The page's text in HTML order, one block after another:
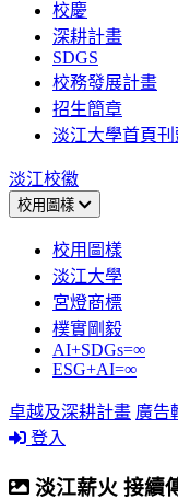
校慶
深耕計畫
SDGS
校務發展計畫
招生簡章
淡江大學首頁刊
淡江校徽
校用圖樣
校用圖樣
淡江大學
宮燈商標
樸實剛毅
AI+SDGs=∞
ESG+AI=∞
卓越及深耕計畫 廣告
登入
淡江薪火 接續